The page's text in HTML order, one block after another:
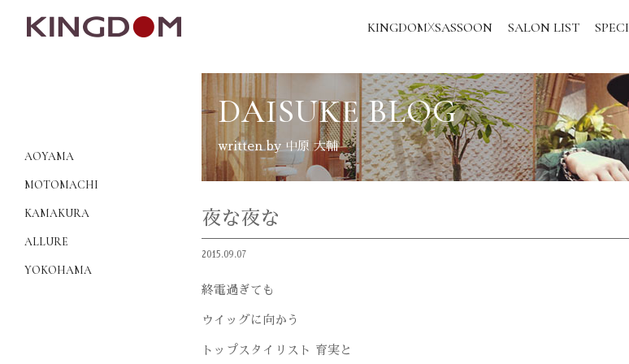
KINGDOMXSASSOON SALON LIST
AOYAMA
MOTOMACHI
KAMAKURA
ALLURE
YOKOHAMA
DAISUKE BLOG
written by 中原 大輔
夜な夜な
2015.09.07
終電過ぎても
ウイッグに向かう
トップスタイリスト 育実と